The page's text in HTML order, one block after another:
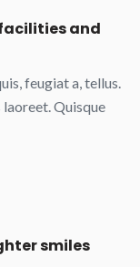
and
feugiat a, tellus.
laoreet. Quisque
smiles